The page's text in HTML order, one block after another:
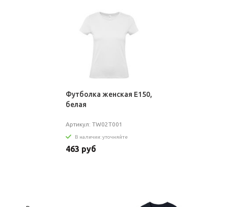
Футболка женская E150,
белая
Артикул: TW02T001
В наличии: уточняйте
463 руб